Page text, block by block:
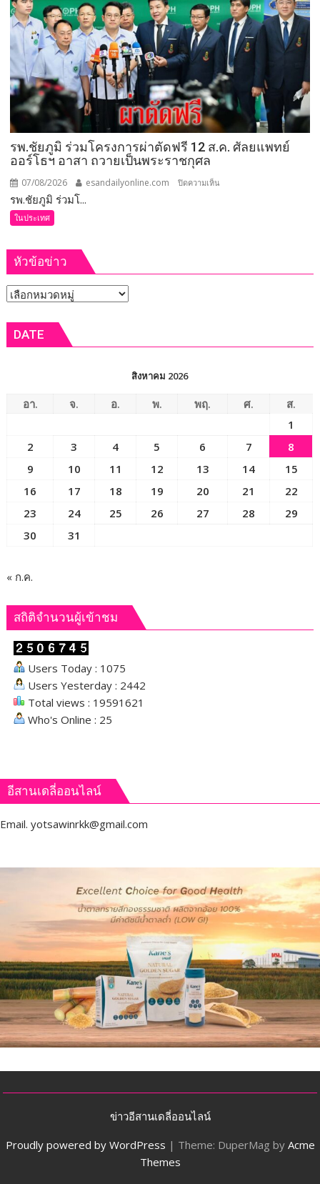
สหกรณ์
ลงพื้น
ที่
จังหวัด
เลย
มอบ
5
สั่ง
การ
งาน
รพ.ชัยภูมิ ร่วมโครงการผ่าตัดฟรี 12 ส.ค. ศัลยแพทย์
ออร์โธฯ อาสา ถวายเป็นพระราชกุศล
07/08/2026 esandailyonline.com ปิดความเห็น
12
กุศล
รพ.ชัยภูมิ ร่วมโ...
ในประเทศ
หัวข้อข่าว
หัวข้อ
DATE
สิงหาคม 2026
อา. จ. อ. พ. พฤ. ศ.
ส.
1
2
3 4 5 6 7
8
9
10 11 12 13 14
15
16
17 18 19 20 21
22
23
24 25 26 27 28
29
30
31
« ก.ค.
สถิติจำนวนผู้เข้าชม
Users Today : 1075
Users Yesterday : 2442
Total views : 19591621
Who's Online : 25
อีสานเดลี่ออนไลน์
Email. yotsawinrkk@gmail.com
ข่าวอีสานเดลี่ออนไลน์
Proudly powered by WordPress | Theme: DuperMag by Acme
Themes